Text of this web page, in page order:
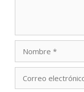
electrónico